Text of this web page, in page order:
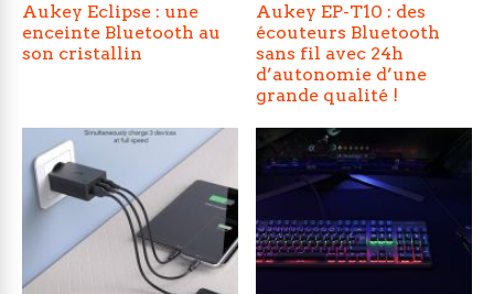
Aukey Eclipse : une
enceinte Bluetooth au
son cristallin
Aukey EP-T10 : des
écouteurs Bluetooth
sans fil avec 24h
d’autonomie d’une
grande qualité !